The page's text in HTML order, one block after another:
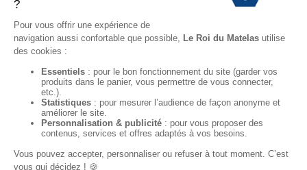
Conditions Générales de vente magasin
Mentions Légales
Données personnelles
Codes promo Le Roi du Matelas